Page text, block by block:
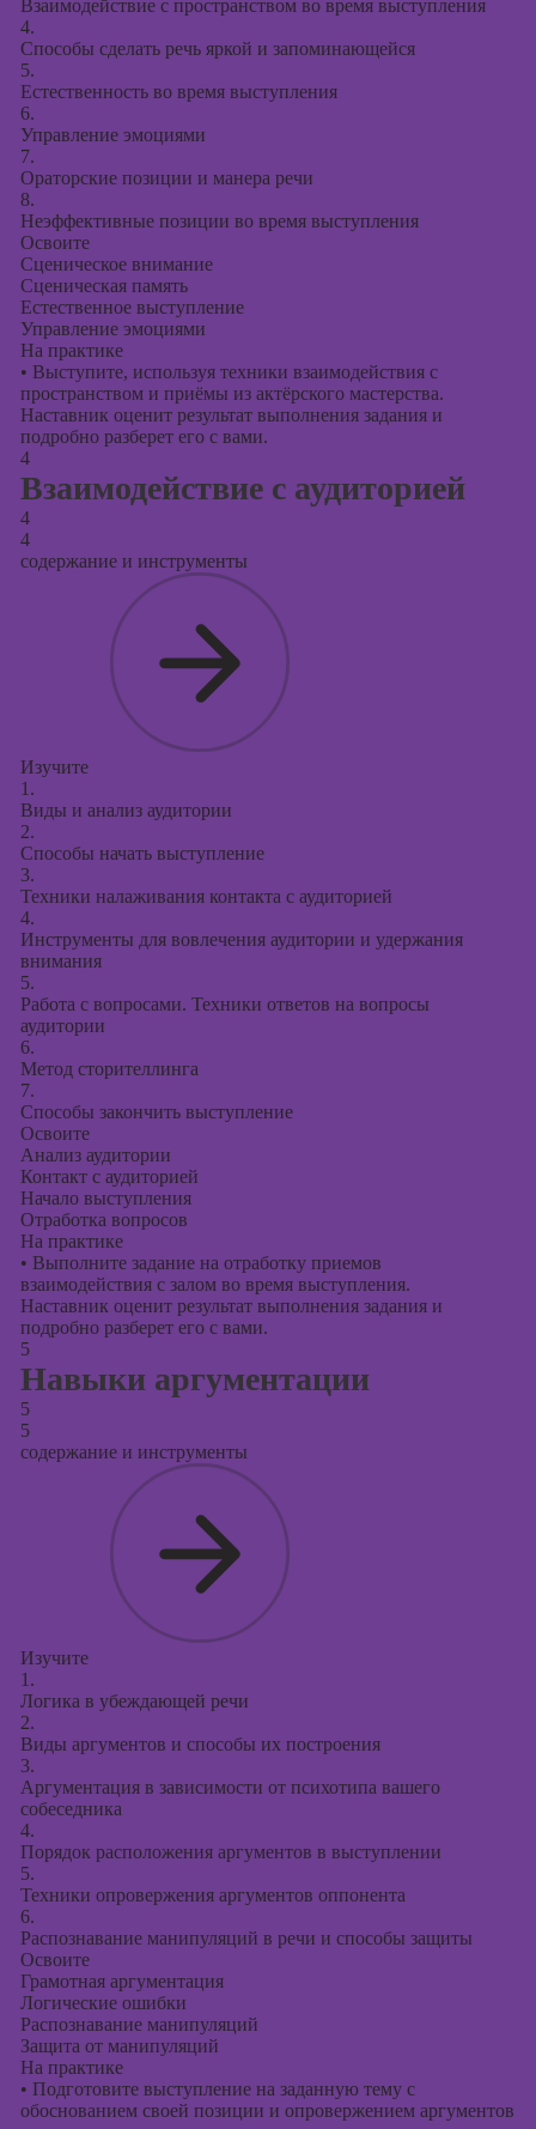
Взаимодействие с пространством во время выступления
4.
Способы сделать речь яркой и запоминающейся
5.
Естественность во время выступления
6.
Управление эмоциями
7.
Ораторские позиции и манера речи
8.
Неэффективные позиции во время выступления
Освоите
Сценическое внимание
Сценическая память
Естественное выступление
Управление эмоциями
На практике
• Выступите, используя техники взаимодействия с
пространством и приёмы из актёрского мастерства.
Наставник оценит результат выполнения задания и
подробно разберет его с вами.
4
Взаимодействие с аудиторией
4
4
содержание и инструменты
Изучите
1.
Виды и анализ аудитории
2.
Способы начать выступление
3.
Техники налаживания контакта с аудиторией
4.
Инструменты для вовлечения аудитории и удержания
внимания
5.
Работа с вопросами. Техники ответов на вопросы
аудитории
6.
Метод сторителлинга
7.
Способы закончить выступление
Освоите
Анализ аудитории
Контакт с аудиторией
Начало выступления
Отработка вопросов
На практике
• Выполните задание на отработку приемов
взаимодействия с залом во время выступления.
Наставник оценит результат выполнения задания и
подробно разберет его с вами.
5
Навыки аргументации
5
5
содержание и инструменты
Изучите
1.
Логика в убеждающей речи
2.
Виды аргументов и способы их построения
3.
Аргументация в зависимости от психотипа вашего
собеседника
4.
Порядок расположения аргументов в выступлении
5.
Техники опровержения аргументов оппонента
6.
Распознавание манипуляций в речи и способы защиты
Освоите
Грамотная аргументация
Логические ошибки
Распознавание манипуляций
Защита от манипуляций
На практике
• Подготовите выступление на заданную тему с
обоснованием своей позиции и опровержением аргументов